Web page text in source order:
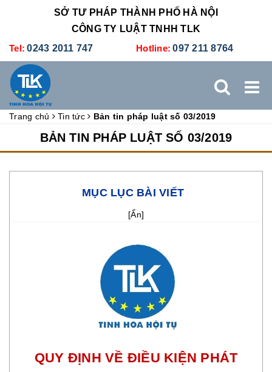
SỞ TƯ PHÁP THÀNH PHỐ HÀ NỘI
CÔNG TY LUẬT TNHH TLK
Tel: 0243 2011 747 Hotline: 097 211 8764
ĐÀO TẠO TUYỂN DỤNG
Trang chủ Tin tức Bản tin pháp luật số 03/2019
BẢN TIN PHÁP LUẬT SỐ 03/2019
MỤC LỤC BÀI VIẾT
[Ẩn]
QUY ĐỊNH VỀ ĐIỀU KIỆN PHÁT